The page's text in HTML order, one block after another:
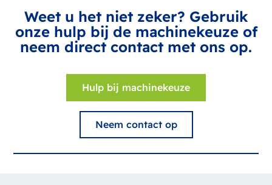
Weet u het niet zeker? Gebruik
onze hulp bij de machinekeuze of
neem direct contact met ons op.
Hulp bij machinekeuze
Neem contact op